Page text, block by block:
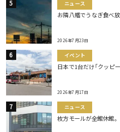
ニュース
お隣八幡でうなぎ食べ
2026年7月23日
イベント
日本で1台だけ｢クッピ
2026年7月17日
ニュース
枚方モールが全館休館